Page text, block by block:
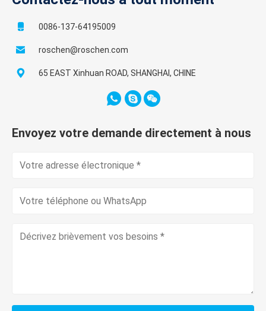
0086-137-64195009
roschen@roschen.com
65 EAST Xinhuan ROAD, SHANGHAI, CHINE
Envoyez votre demande directement à nous